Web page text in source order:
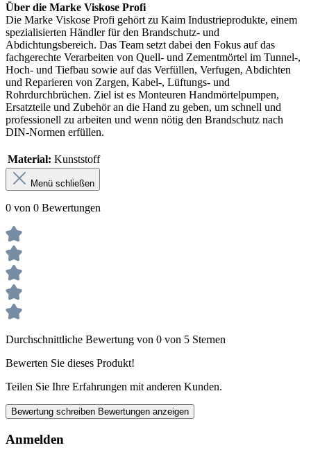
Über die Marke Viskose Profi
Die Marke Viskose Profi gehört zu Kaim Industrieprodukte, einem
spezialisierten Händler für den Brandschutz- und
Abdichtungsbereich. Das Team setzt dabei den Fokus auf das
fachgerechte Verarbeiten von Quell- und Zementmörtel im Tunnel-,
Hoch- und Tiefbau sowie auf das Verfüllen, Verfugen, Abdichten
und Reparieren von Zargen, Kabel-, Lüftungs- und
Rohrdurchbrüchen. Ziel ist es Monteuren Handmörtelpumpen,
Ersatzteile und Zubehör an die Hand zu geben, um schnell und
professionell zu arbeiten und wenn nötig den Brandschutz nach
DIN-Normen erfüllen.
Material: Kunststoff
Menü schließen
0 von 0 Bewertungen
Durchschnittliche Bewertung von 0 von 5 Sternen
Bewerten Sie dieses Produkt!
Teilen Sie Ihre Erfahrungen mit anderen Kunden.
Bewertung schreiben Bewertungen anzeigen
Anmelden